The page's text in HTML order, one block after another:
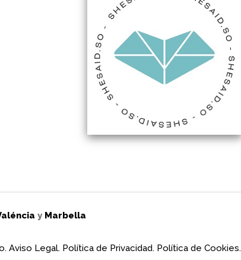
y Marbella
Aviso Legal. Política de Privacidad. Política de Cookies.